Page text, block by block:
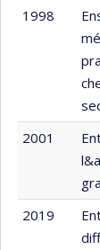
1998
2001
2019